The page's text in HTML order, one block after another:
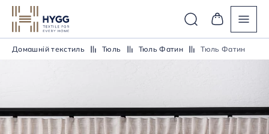
Домашній текстиль Тюль Тюль Фатин Тюль Фатин